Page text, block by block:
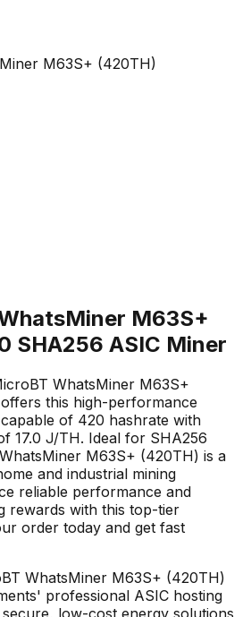
M63S+ (420TH)
M63S+
SHA256 ASIC Miner
WhatsMiner M63S+
this high-performance
of 420 hashrate with
17.0 J/TH. Ideal for SHA256
M63S+ (420TH) is a
and industrial mining
reliable performance and
rewards with this top-tier
order today and get fast
WhatsMiner M63S+ (420TH)
professional ASIC hosting